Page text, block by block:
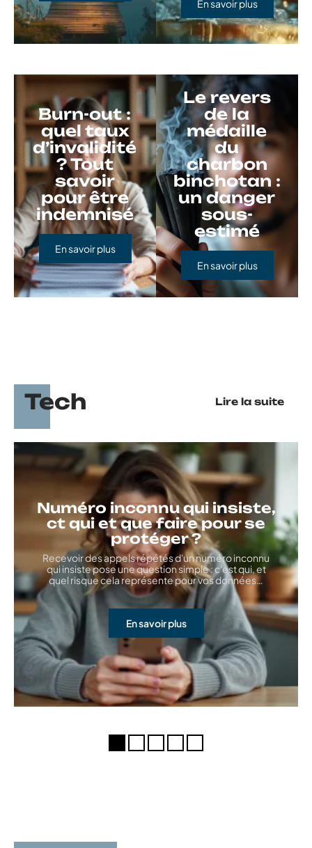
En savoir plus
Burn-out :
quel taux
d’invalidité
? Tout
savoir
pour être
indemnisé
En savoir plus
Le revers
de la
médaille
du
charbon
binchotan :
un danger
sous-
estimé
En savoir plus
Tech Lire la suite
Numéro inconnu qui insiste,
ct qui et que faire pour se
protéger ?
Recevoir des appels répétés d'un numéro inconnu
qui insiste pose une question simple : c'est qui, et
quel risque cela représente pour vos données…
En savoir plus